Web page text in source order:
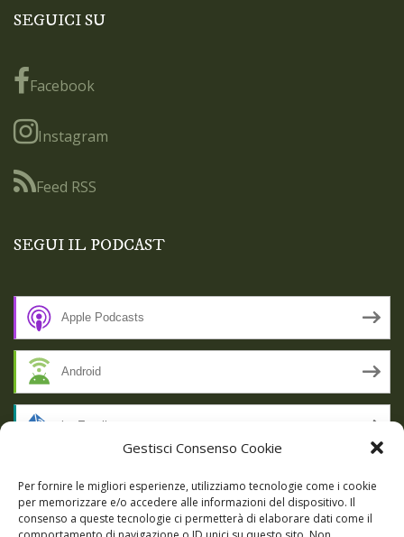
Gestisci Consenso Cookie
Per fornire le migliori esperienze, utilizziamo tecnologie come i cookie
per memorizzare e/o accedere alle informazioni del dispositivo. Il
consenso a queste tecnologie ci permetterà di elaborare dati come il
SEGUICI SU
Facebook
Instagram
Feed RSS
SEGUI IL PODCAST
Apple Podcasts
Android
by Email
RSS